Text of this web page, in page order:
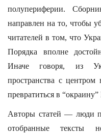
полупериферии.
направлен на то, чтобы
читателей в том, что
Порядка вполне
Иначе говоря, из
пространства с
превратиться в
Авторы статей — люди
отобранные тексты